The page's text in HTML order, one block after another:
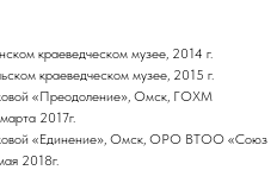
краеведческом музее, 2014 г.
краеведческом музее, 2015 г.
«Преодоление», Омск, ГОХМ
2017г.
«Единение», Омск, ОРО ВТОО «Союз
2018г.